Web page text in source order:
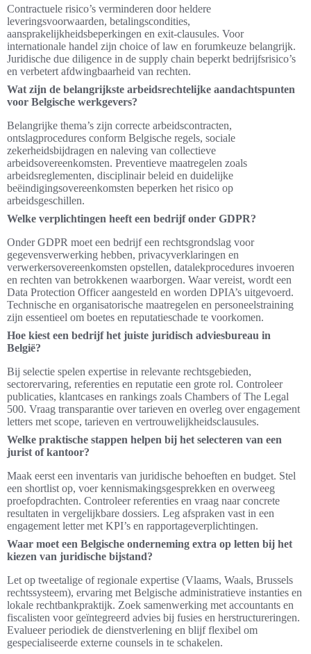
Contractuele risico’s verminderen door heldere
leveringsvoorwaarden, betalingscondities,
aansprakelijkheidsbeperkingen en exit-clausules. Voor
internationale handel zijn choice of law en forumkeuze belangrijk.
Juridische due diligence in de supply chain beperkt bedrijfsrisico’s
en verbetert afdwingbaarheid van rechten.
Wat zijn de belangrijkste arbeidsrechtelijke aandachtspunten
voor Belgische werkgevers?
Belangrijke thema’s zijn correcte arbeidscontracten,
ontslagprocedures conform Belgische regels, sociale
zekerheidsbijdragen en naleving van collectieve
arbeidsovereenkomsten. Preventieve maatregelen zoals
arbeidsreglementen, disciplinair beleid en duidelijke
beëindigingsovereenkomsten beperken het risico op
arbeidsgeschillen.
Welke verplichtingen heeft een bedrijf onder GDPR?
Onder GDPR moet een bedrijf een rechtsgrondslag voor
gegevensverwerking hebben, privacyverklaringen en
verwerkersovereenkomsten opstellen, datalekprocedures invoeren
en rechten van betrokkenen waarborgen. Waar vereist, wordt een
Data Protection Officer aangesteld en worden DPIA’s uitgevoerd.
Technische en organisatorische maatregelen en personeelstraining
zijn essentieel om boetes en reputatieschade te voorkomen.
Hoe kiest een bedrijf het juiste juridisch adviesbureau in
België?
Bij selectie spelen expertise in relevante rechtsgebieden,
sectorervaring, referenties en reputatie een grote rol. Controleer
publicaties, klantcases en rankings zoals Chambers of The Legal
500. Vraag transparantie over tarieven en overleg over engagement
letters met scope, tarieven en vertrouwelijkheidsclausules.
Welke praktische stappen helpen bij het selecteren van een
jurist of kantoor?
Maak eerst een inventaris van juridische behoeften en budget. Stel
een shortlist op, voer kennismakingsgesprekken en overweeg
proefopdrachten. Controleer referenties en vraag naar concrete
resultaten in vergelijkbare dossiers. Leg afspraken vast in een
engagement letter met KPI’s en rapportageverplichtingen.
Waar moet een Belgische onderneming extra op letten bij het
kiezen van juridische bijstand?
Let op tweetalige of regionale expertise (Vlaams, Waals, Brussels
rechtssysteem), ervaring met Belgische administratieve instanties en
lokale rechtbankpraktijk. Zoek samenwerking met accountants en
fiscalisten voor geïntegreerd advies bij fusies en herstructureringen.
Evalueer periodiek de dienstverlening en blijf flexibel om
gespecialiseerde externe counsels in te schakelen.